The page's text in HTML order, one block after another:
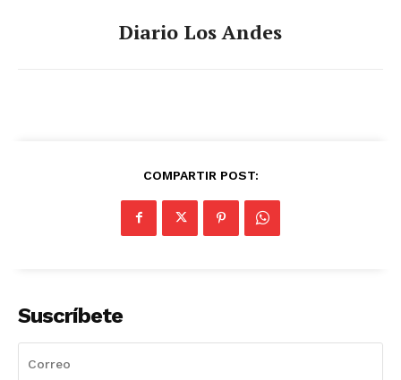
Diario Los Andes
COMPARTIR POST:
Suscríbete